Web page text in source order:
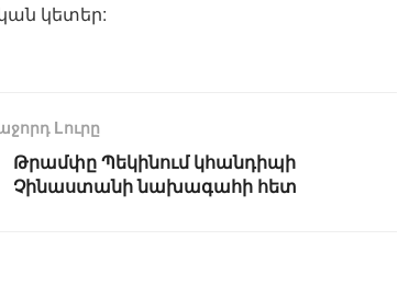
կետեր:
Lուրը
Թրամփը Պեկինում կհանդիպի
Չինաստանի նախագահի հետ